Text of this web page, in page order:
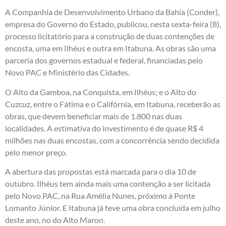
A Companhia de Desenvolvimento Urbano da Bahia (Conder),
empresa do Governo do Estado, publicou, nesta sexta-feira (8),
processo licitatório para a construção de duas contenções de
encosta, uma em Ilhéus e outra em Itabuna. As obras são uma
parceria dos governos estadual e federal, financiadas pelo
Novo PAC e Ministério das Cidades.
O Alto da Gamboa, na Conquista, em Ilhéus; e o Alto do
Cuzcuz, entre o Fátima e o Califórnia, em Itabuna, receberão as
obras, que devem beneficiar mais de 1.800 nas duas
localidades. A estimativa do investimento é de quase R$ 4
milhões nas duas encostas, com a concorrência sendo decidida
pelo menor preço.
A abertura das propostas está marcada para o dia 10 de
outubro. Ilhéus tem ainda mais uma contenção a ser licitada
pelo Novo PAC, na Rua Amélia Nunes, próximo à Ponte
Lomanto Júnior. E Itabuna já teve uma obra concluída em julho
deste ano, no do Alto Maron.